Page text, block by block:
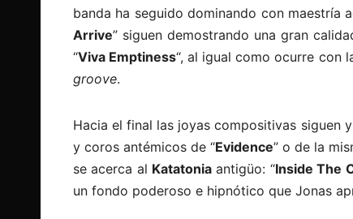
banda ha seguido dominando con maestría
Arrive” siguen demostrando una gran
“Viva Emptiness“, al igual como ocurre con
groove.
Hacia el final las joyas compositivas siguen
y coros antémicos de “Evidence” o de la
se acerca al Katatonia antigüo: “Inside The
un fondo poderoso e hipnótico que Jonas